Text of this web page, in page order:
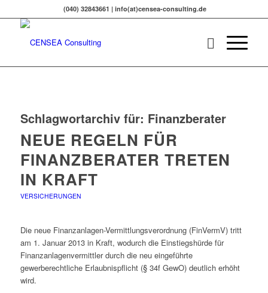
(040) 32843661 | info(at)censea-consulting.de
Schlagwortarchiv für: Finanzberater
NEUE REGELN FÜR
FINANZBERATER TRETEN
IN KRAFT
VERSICHERUNGEN
Die neue Finanzanlagen-Vermittlungsverordnung (FinVermV) tritt
am 1. Januar 2013 in Kraft, wodurch die Einstiegshürde für
Finanzanlagenvermittler durch die neu eingeführte
gewerberechtliche Erlaubnispflicht (§ 34f GewO) deutlich erhöht
wird.